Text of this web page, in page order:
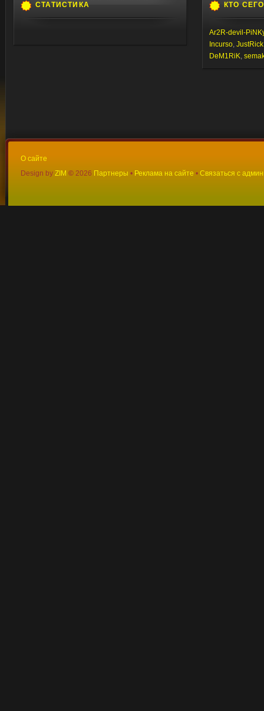
СТАТИСТИКА КТО
Ar2R-devil-
Incurso, JustRick
DeM1RiK,
О сайте
Design by ZIM © 2026 Партнеры • Реклама на сайте • Связаться с